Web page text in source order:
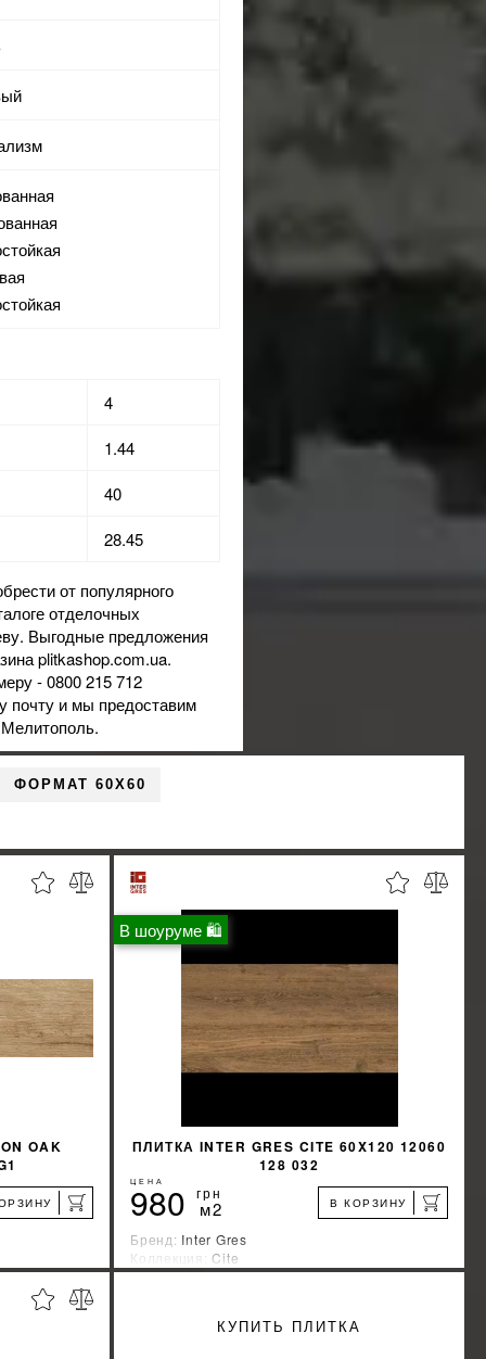
4
1.44
40
28.45
от популярного
отделочных
Выгодные предложения
plitkashop.com.ua.
- 0800 215 712
почту и мы предоставим
ФОРМАТ 60X60
OAK
%
В шоуруме 🛍
ПЛИТКА INTER GRES CITE 60X120 12060
128 032
ЦЕНА
980 грн
м2 В КОРЗИНУ
Бренд: Inter Gres
Коллекция:Cite
Страна-производитель:Украина
КУПИТЬ ПЛИТКА